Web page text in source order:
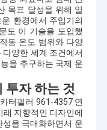
목표 달성을 위해 일
환경에서 주입기의
도 이 기술을 도입했
동 온도 범위와 다양
양한 세계 조건에서
을 추구하는 국제 운
투자 하는 것
터필러 961-4357 연
지향적인 디자인에
을 극대화하면서 운